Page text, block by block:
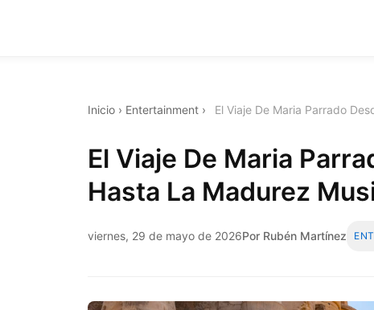
Inicio › Entertainment › El Viaje De Maria Parrado
El Viaje De Maria
Hasta La Madurez
viernes, 29 de mayo de 2026Por Rubén Martínez